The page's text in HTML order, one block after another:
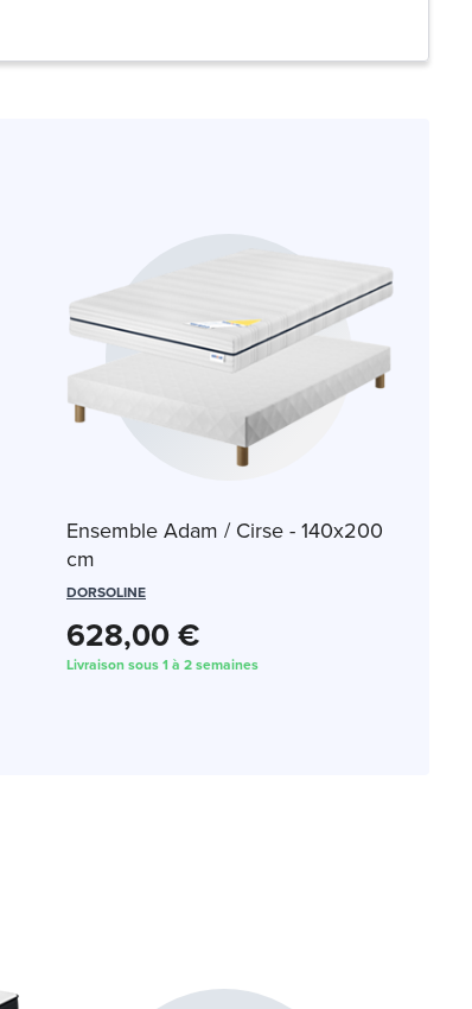
Ensemble Adam / Cirse - 140x200
cm
DORSOLINE
628,00 €
Livraison sous 1 à 2 semaines